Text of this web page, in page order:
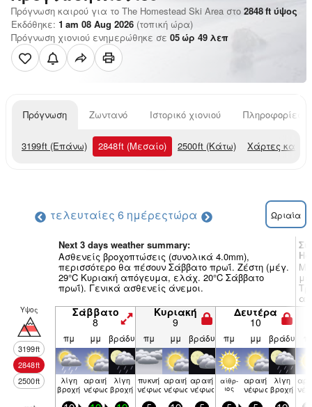
Πρόγνωση καιρού για το The Homestead Ski Area στο 2848ft ύψος
Εκδόθηκε: 1 am 08 Aug 2026 (τοπική ώρα)
Πρόγνωση χιονιού ενημερώθηκε σε 05ώρ 49 λεπ
Πρόγνωση Ζωντανό Ιστορικό χιονιού Πληροφορίες
3199ft (Επάνω) 2848ft (Μεσαίο) 2500ft (Κάτω) Χάρτες
τελευταίες 6 ημέρεςτώρα Ωριαία
Next 3 days weather summary:
Ασθενείς βροχοπτώσεις (συνολικά 4.0mm),
περισσότερο θα πέσουν Σάββατο πρωΐ. Ζέστη (μέγ.
29°C Κυριακή απόγευμα, ελάχ. 20°C Σάββατο
πρωΐ). Γενικά ασθενείς άνεμοι.
Υψος
3199ft
2848ft
2500ft
Σάββατο
8
Κυριακή
9
Δευτέρα
10
πμ μμ βράδυ πμ μμ βράδυ πμ μμ βράδυ
λίγη
βροχή
αραιή
νέφωση
λίγη
βροχή
πυκνή
νέφωση
αραιή
νέφωση
αραιή
νέφωση
αίθρ­
ιος
αραιή
νέφωση
λίγη
βροχή